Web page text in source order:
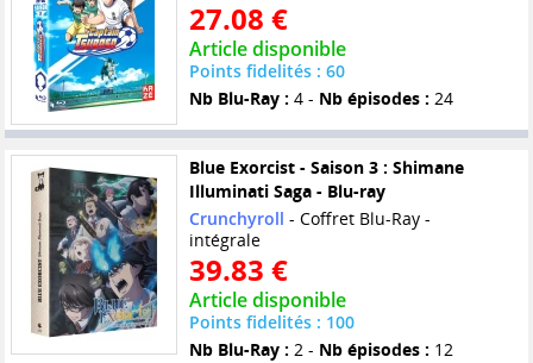
27.08 €
Article disponible
Points fidelités : 60
Nb Blu-Ray : 4 - Nb épisodes : 24
Blue Exorcist - Saison 3 : Shimane
Illuminati Saga - Blu-ray
Crunchyroll - Coffret Blu-Ray -
intégrale
39.83 €
Article disponible
Points fidelités : 100
Nb Blu-Ray : 2 - Nb épisodes : 12